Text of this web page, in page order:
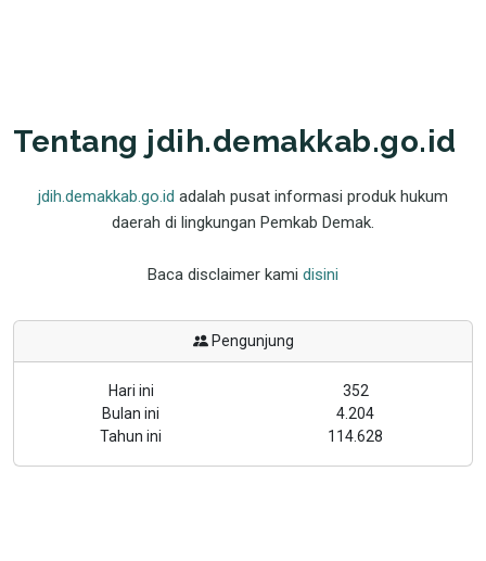
Tentang jdih.demakkab.go.id
jdih.demakkab.go.id adalah pusat informasi produk hukum
daerah di lingkungan Pemkab Demak.
Baca disclaimer kami disini
Pengunjung
Hari ini
352
Bulan ini
4.204
Tahun ini
114.628